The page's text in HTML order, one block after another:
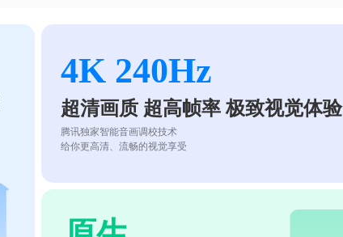
4K 240Hz
超清画质 超高帧率 极致视觉体验
腾讯独家智能音画调校技术
给你更高清、流畅的视觉享受